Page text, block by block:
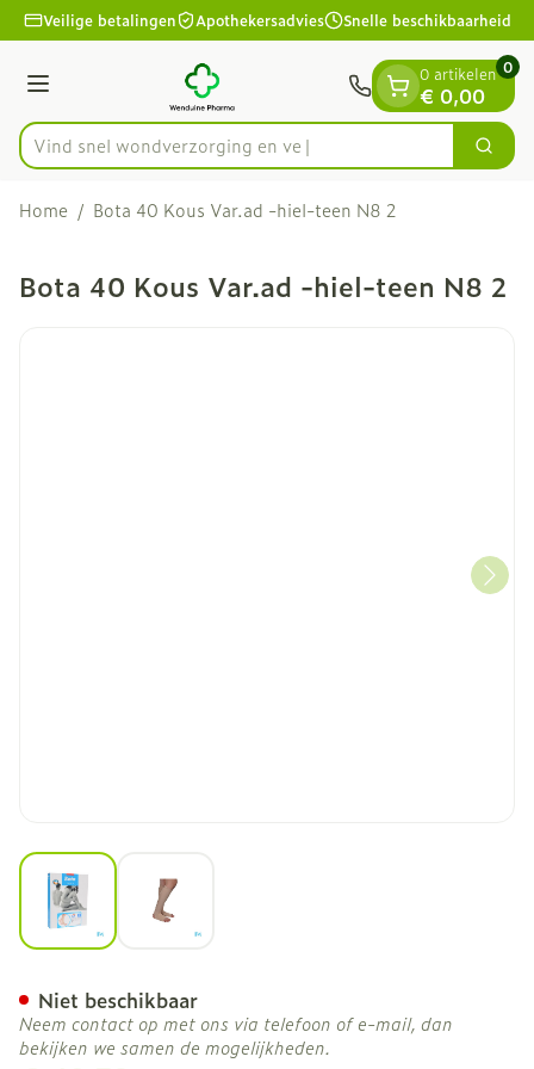
Ga naar de inhoud
1 van 1
Veilige betalingen Apothekersadvies Snelle beschikbaarheid
Menu
Product, merk, categorie...
Vind snel wondverzorgi Zoek
0 artikelen
€ 0,00
0
Home / Bota 40 Kous Var.ad -hiel-teen N8 2
Bota 40 Kous Var.ad -hiel-teen N8 2
View larger image
Niet beschikbaar
Neem contact op met ons via telefoon of e-mail, dan
bekijken we samen de mogelijkheden.